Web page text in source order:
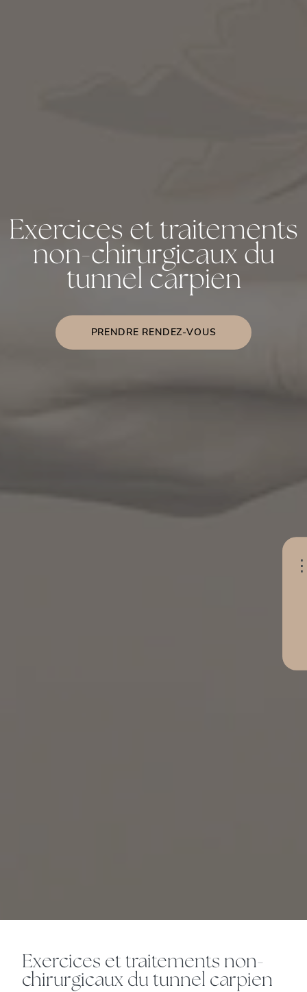
Exercices et traitements
non-chirurgicaux du
tunnel carpien
PRENDRE RENDEZ-VOUS
Exercices et traitements non-
chirurgicaux du tunnel carpien